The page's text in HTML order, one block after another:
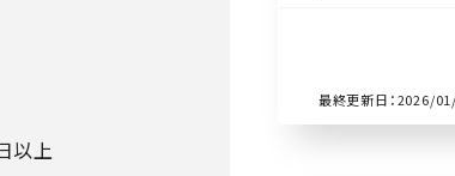
最終更新日：2026/
以上